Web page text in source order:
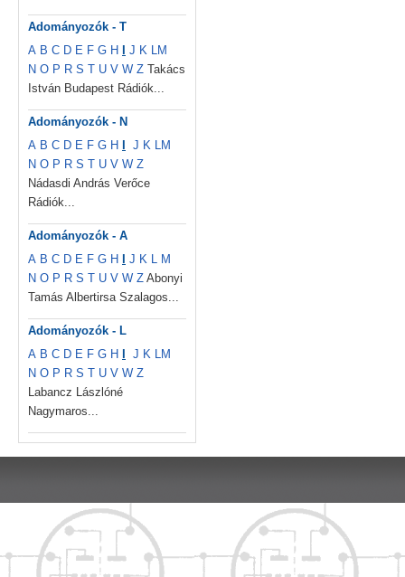
Adományozók - T
A B C D E F G H J K LM
N O P R S T U V W Z Takács
István Budapest Rádiók...
Adományozók - N
A B C D E F G H J K LM
N O P R S T U V W Z
Nádasdi András Verőce
Rádiók...
Adományozók - A
A B C D E F G H J K L M
N O P R S T U V W Z Abonyi
Tamás Albertirsa Szalagos...
Adományozók - L
A B C D E F G H J K LM
N O P R S T U V W Z
Labancz Lászlóné
Nagymaros...